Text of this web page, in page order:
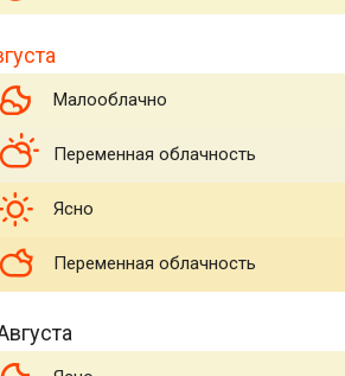
Малооблачно
Переменная облачность
Ясно
Переменная облачность